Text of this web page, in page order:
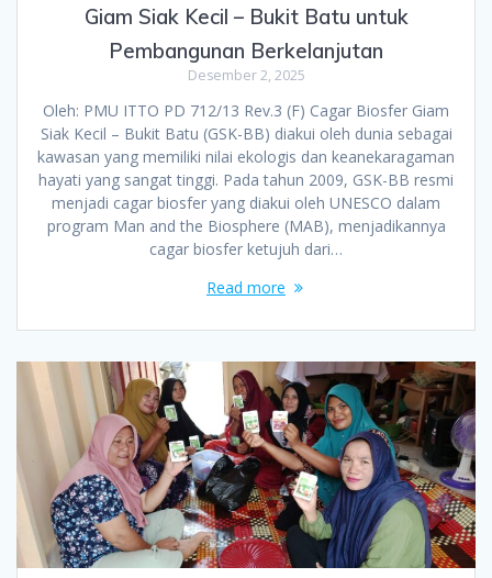
Giam Siak Kecil – Bukit Batu untuk
Pembangunan Berkelanjutan
Desember 2, 2025
Oleh: PMU ITTO PD 712/13 Rev.3 (F) Cagar Biosfer Giam
Siak Kecil – Bukit Batu (GSK-BB) diakui oleh dunia sebagai
kawasan yang memiliki nilai ekologis dan keanekaragaman
hayati yang sangat tinggi. Pada tahun 2009, GSK-BB resmi
menjadi cagar biosfer yang diakui oleh UNESCO dalam
program Man and the Biosphere (MAB), menjadikannya
cagar biosfer ketujuh dari…
Read more